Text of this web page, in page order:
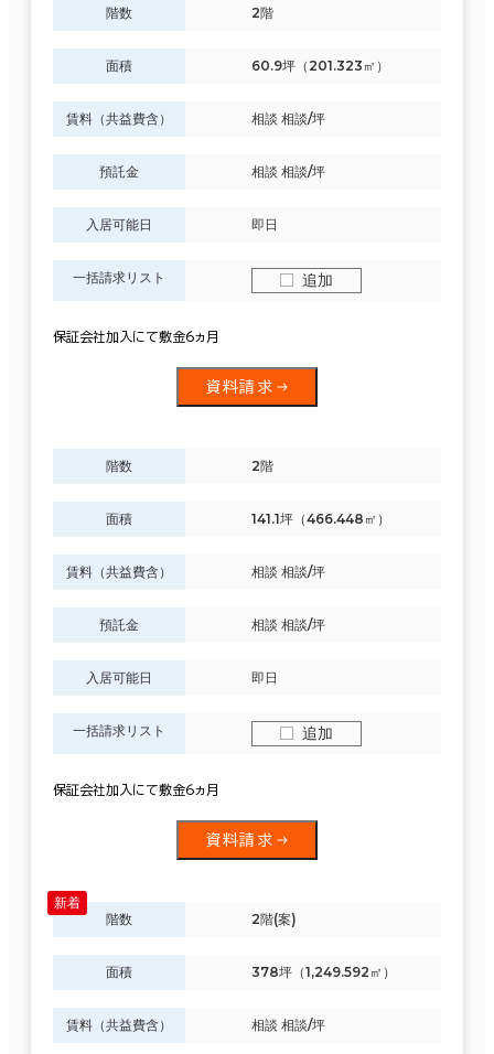
階数 2階
面積 60.9坪（201.323㎡）
賃料（共益費含） 相談 相談/坪
預託金 相談 相談/坪
入居可能日 即日
一括請求リスト 追加
保証会社加入にて敷金6ヵ月
資料請求
階数 2階
面積 141.1坪（466.448㎡）
賃料（共益費含） 相談 相談/坪
預託金 相談 相談/坪
入居可能日 即日
一括請求リスト 追加
保証会社加入にて敷金6ヵ月
資料請求
階数 2階(案)
面積 378坪（1,249.592㎡）
賃料（共益費含） 相談 相談/坪